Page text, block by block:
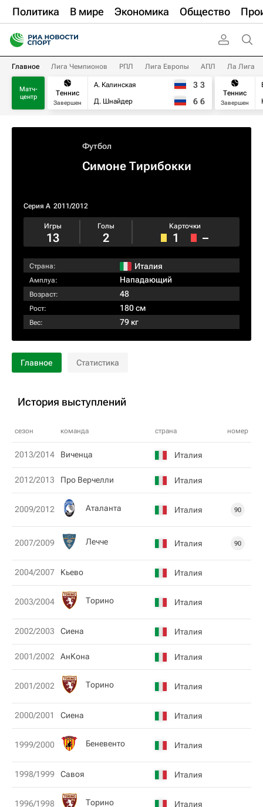
Политика В мире Экономика Общество
Главное Лига Чемпионов РПЛ Лига Европы АПЛ Ла Лига
Матч-
центр
Теннис
Завершен
А. Калинская
Д. Шнайдер
3 3
6 6
Теннис
Завершен
Футбол
Симоне Тирибокки
Серия А 2011/2012
Игры
13
Голы
2
Карточки
1 –
Страна: Италия
Амплуа: Нападающий
Возраст: 48
Рост: 180 см
Вес: 79 кг
Главное Статистика
История выступлений
сезон команда страна номер
2013/2014 Виченца Италия
2012/2013 Про Верчелли Италия
2009/2012 Аталанта Италия 90
2007/2009 Лечче Италия 90
2004/2007 Кьево Италия
2003/2004 Торино Италия
2002/2003 Сиена Италия
2001/2002 АнKона Италия
2001/2002 Торино Италия
2000/2001 Сиена Италия
1999/2000 Беневенто Италия
1998/1999 Савоя Италия
1996/1998 Торино Италия